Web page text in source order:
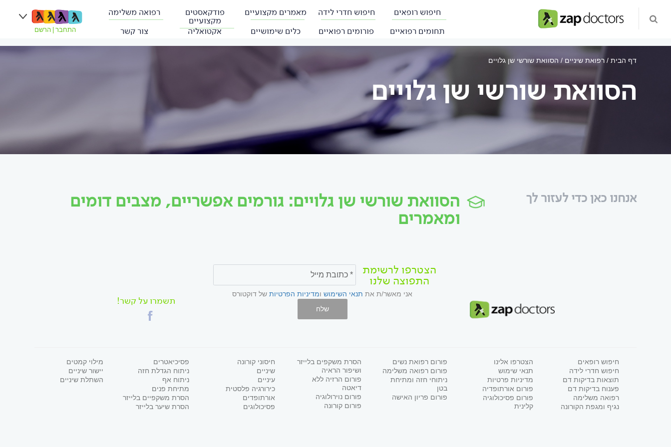
חיפוש רופאים חיפוש חדרי לידה מאמרים מקצועיים פודקאסטים
מקצועיים
רפואה משלימה
תחומים רפואיים
פורומים רפואיים כלים שימושיים אקטואליה צור קשר התחבר הרשם
דף הבית רפואת שיניים הסוואת שורשי שן גלויים
הסוואת שורשי שן גלויים
אנחנו כאן כדי לעזור לך הסוואת שורשי שן גלויים: גורמים אפשריים, מצבים דומים
ומאמרים
הצטרפו לרשימת
התפוצה שלנו
אני מאשר/ת את תנאי השימוש ומדיניות הפרטיות של דוקטורס
שלח
תשמרו על קשר!
חיפוש רופאים
חיפוש חדרי לידה
תוצאות בדיקות דם
פענוח בדיקות דם
רפואה משלימה
נגיף ומגפת הקורונה
הצטרפו אלינו
תנאי שימוש
מדיניות פרטיות
פורום אורתופדיה
פורום פסיכולוגיה
קלינית
פורום רפואת נשים
פורום רפואה משלימה
ניתוחי חזה ומתיחת
בטן
פורום פריון האישה
הסרת משקפים בלייזר
ושיפור הראיה
פורום הרזיה ללא
דיאטה
פורום נוירולוגיה
פורום קורונה
חיסוני קורונה
שיניים
עיניים
כירורגיה פלסטית
אורתופדים
פסיכולוגים
פסיכיאטרים
ניתוח הגדלת חזה
ניתוח אף
מתיחת פנים
הסרת משקפיים בלייזר
הסרת שיער בלייזר
מילוי קמטים
יישור שיניים
השתלת שיניים